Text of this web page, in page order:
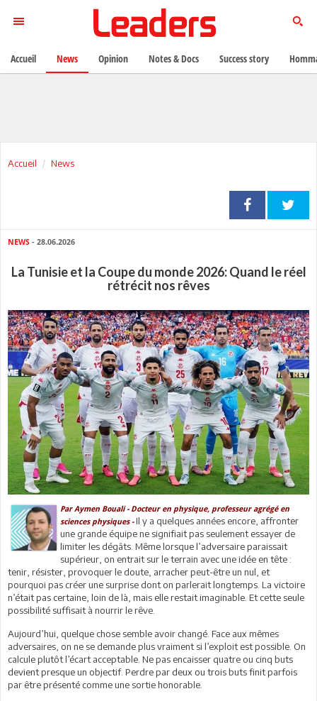
Accueil News
NEWS - 28.06.2026
La Tunisie et la Coupe du monde 2026: Quand le réel
rétrécit nos rêves
Par Aymen Bouali - Docteur en physique, professeur agrégé en
sciences physiques -Il y a quelques années encore, affronter
une grande équipe ne signifiait pas seulement essayer de
limiter les dégâts. Même lorsque l’adversaire paraissait
supérieur, on entrait sur le terrain avec une idée en tête :
tenir, résister, provoquer le doute, arracher peut-être un nul, et
pourquoi pas créer une surprise dont on parlerait longtemps. La victoire
n’était pas certaine, loin de là, mais elle restait imaginable. Et cette seule
possibilité suffisait à nourrir le rêve.
Aujourd’hui, quelque chose semble avoir changé. Face aux mêmes
adversaires, on ne se demande plus vraiment si l’exploit est possible. On
calcule plutôt l’écart acceptable. Ne pas encaisser quatre ou cinq buts
devient presque un objectif. Perdre par deux ou trois buts finit parfois
par être présenté comme une sortie honorable.
Accueil News Opinion Notes & Docs Success story